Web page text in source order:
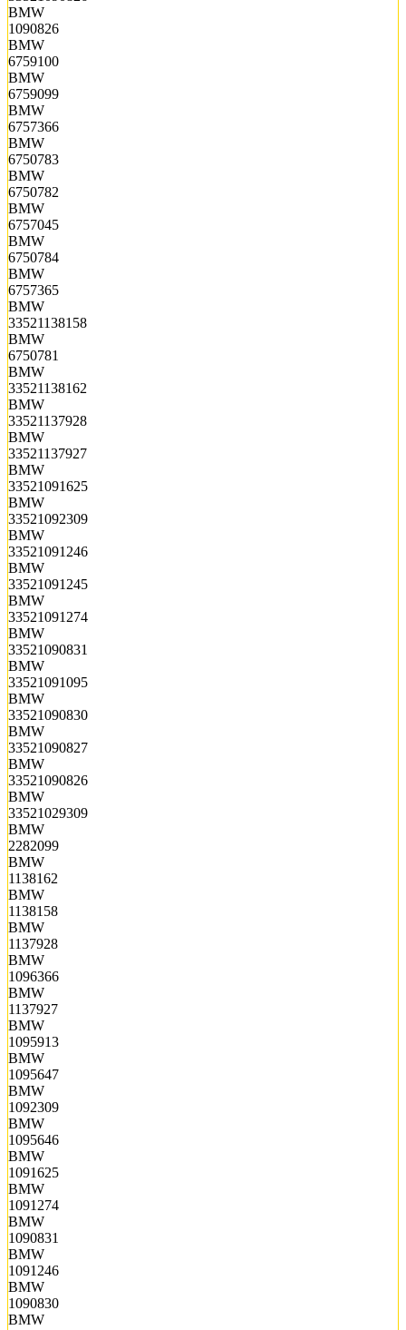
BMW
1090826
BMW
6759100
BMW
6759099
BMW
6757366
BMW
6750783
BMW
6750782
BMW
6757045
BMW
6750784
BMW
6757365
BMW
33521138158
BMW
6750781
BMW
33521138162
BMW
33521137928
BMW
33521137927
BMW
33521091625
BMW
33521092309
BMW
33521091246
BMW
33521091245
BMW
33521091274
BMW
33521090831
BMW
33521091095
BMW
33521090830
BMW
33521090827
BMW
33521090826
BMW
33521029309
BMW
2282099
BMW
1138162
BMW
1138158
BMW
1137928
BMW
1096366
BMW
1137927
BMW
1095913
BMW
1095647
BMW
1092309
BMW
1095646
BMW
1091625
BMW
1091274
BMW
1090831
BMW
1091246
BMW
1090830
BMW